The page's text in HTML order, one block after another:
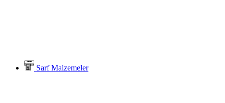
Sarf Malzemeler